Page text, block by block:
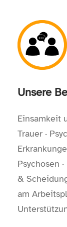
Unsere
Einsam­keit
Trauer ·
Psychosen
&
am